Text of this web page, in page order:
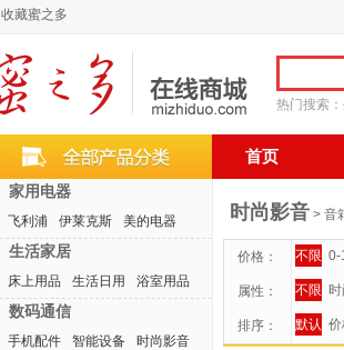
收藏蜜之多
热门搜索：
家用电器
飞利浦 伊莱克斯 美的电器
生活家居
床上用品 生活日用 浴室用品
数码通信
手机配件 智能设备 时尚影音
首页
时尚影音 > 音
价格： 不限 0-
属性： 不限
排序： 默认